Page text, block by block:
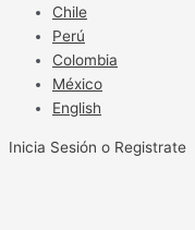
Chile
Perú
Colombia
México
English
Inicia Sesión o Registrate